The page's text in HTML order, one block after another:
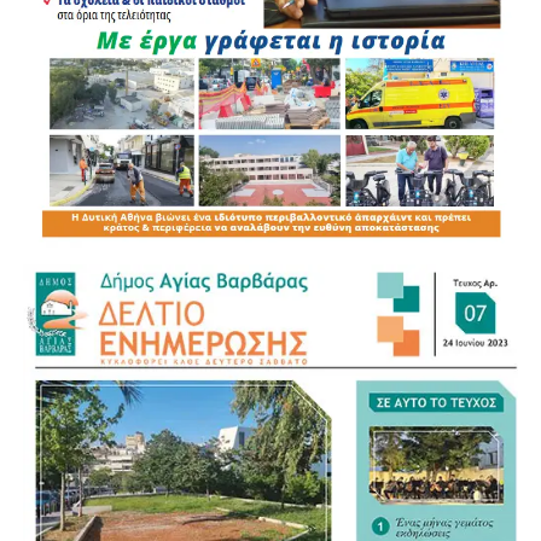
για όλα», ανέφερε, επισημαίνοντας παράλληλα ότι το
υφιστάμενο σύστημα παραμένει σε μεγάλο βαθμό
δημαρχοκεντρικό.
Για τον νέο Κώδικα της Αυτοδιοίκησης αναγνώρισε ως
σημαντικό βήμα τη συγκέντρωση της διάσπαρτης